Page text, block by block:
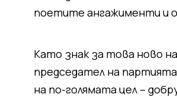
поетите ангажименти и
Като знак за това ново
председател на
на по-голямата цел –